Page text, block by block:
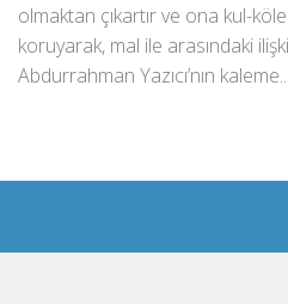
olmaktan çıkartır ve ona kul-
koruyarak, mal ile arasındaki
Abdurrahman Yazıcı’nın kaleme...